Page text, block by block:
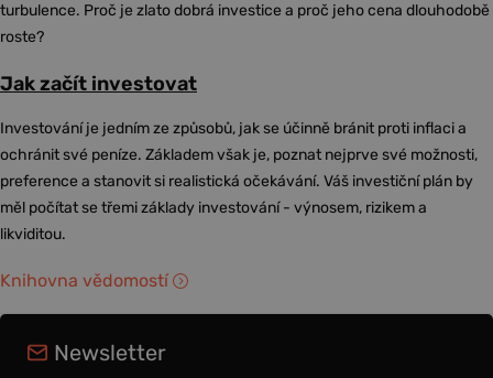
turbulence. Proč je zlato dobrá investice a proč jeho cena dlouhodobě
roste?
Jak začít investovat
Investování je jedním ze způsobů, jak se účinně bránit proti inflaci a
ochránit své peníze. Základem však je, poznat nejprve své možnosti,
preference a stanovit si realistická očekávání. Váš investiční plán by
měl počítat se třemi základy investování - výnosem, rizikem a
likviditou.
Knihovna vědomostí
Newsletter